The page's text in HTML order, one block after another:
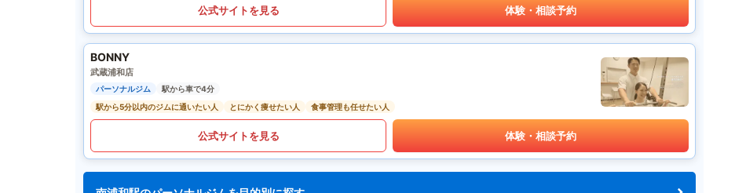
公式サイトを見る 体験・相談予約
BONNY
武蔵浦和店
パーソナルジム
駅から車で4分
駅から5分以内のジムに通いたい人
とにかく痩せたい人 食事管理も任せたい人
公式サイトを見る 体験・相談予約